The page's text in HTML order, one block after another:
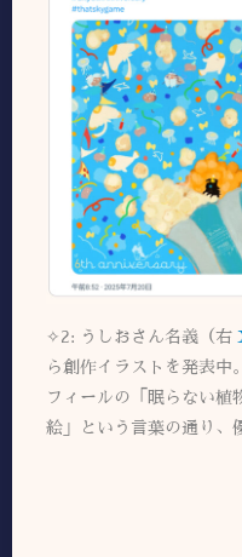
✧2: うしおさん名義（右
ら創作イラストを発表中。
フィールの「眠らない植
絵」という言葉の通り、